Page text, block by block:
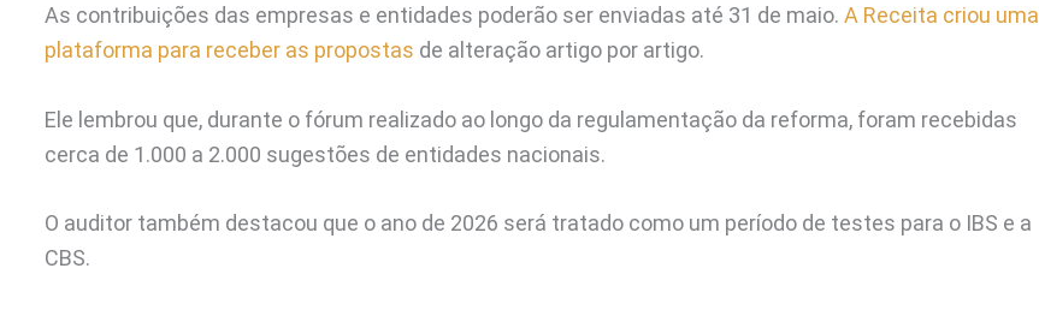
As contribuições das empresas e entidades poderão ser enviadas até 31 de maio. A Receita criou uma
plataforma para receber as propostas de alteração artigo por artigo.
Ele lembrou que, durante o fórum realizado ao longo da regulamentação da reforma, foram recebidas
cerca de 1.000 a 2.000 sugestões de entidades nacionais.
O auditor também destacou que o ano de 2026 será tratado como um período de testes para o IBS e a
CBS.